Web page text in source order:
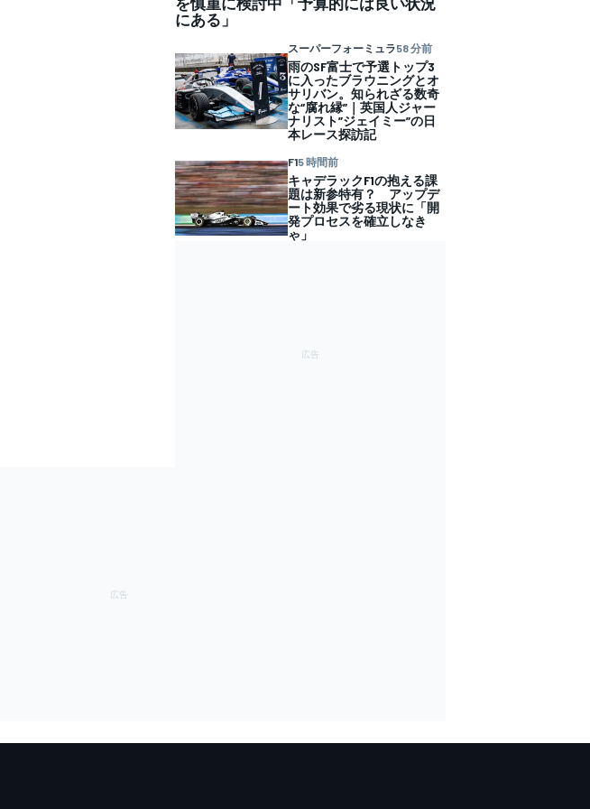
にある」
スーパーフォーミュラ58 分前
雨のSF富士で予選トップ3
に入ったブラウニングとオ
サリバン。知られざる数奇
な“腐れ縁”｜英国人ジャー
ナリスト”ジェイミー”の日
本レース探訪記
F15 時間前
キャデラックF1の抱える課
題は新参特有？ アップデ
ート効果で劣る現状に「開
発プロセスを確立しなき
ゃ」